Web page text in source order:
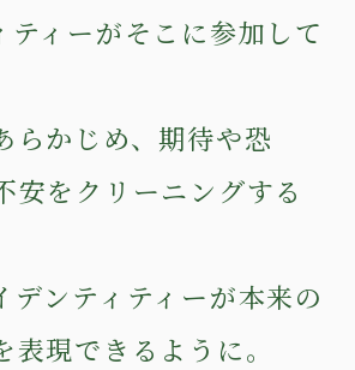
ティーがそこに参加して
らかじめ、期待や恐
安をクリーニングする
デンティティーが本来の
表現できるように。